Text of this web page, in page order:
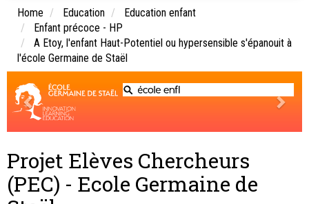
Home Education
Education enfant
Enfant précoce - HP
A Etoy, l'enfant Haut-Potentiel ou hypersensible s'épanouit à
l'école Germaine de Staël
Projet Elèves Chercheurs
(PEC) - Ecole Germaine de